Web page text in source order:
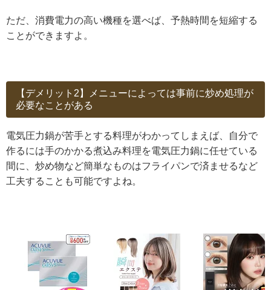
ただ、消費電力の高い機種を選べば、予熱時間を短縮する
ことができますよ。
【デメリット2】メニューによっては事前に炒め処理が
必要なことがある
電気圧力鍋が苦手とする料理がわかってしまえば、自分で
作るには手のかかる煮込み料理を電気圧力鍋に任せている
間に、炒め物など簡単なものはフライパンで済ませるなど
工夫することも可能ですよね。